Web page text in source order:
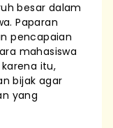
besar dalam
Paparan
pencapaian
mahasiswa
itu,
bijak agar
yang